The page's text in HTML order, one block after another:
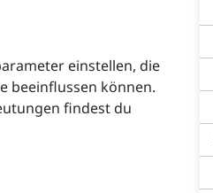
einstellen, die
beeinflussen können.
findest du